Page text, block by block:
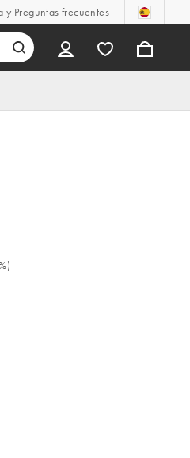
y Preguntas frecuentes
días 54,99 € (0%). Antes
)